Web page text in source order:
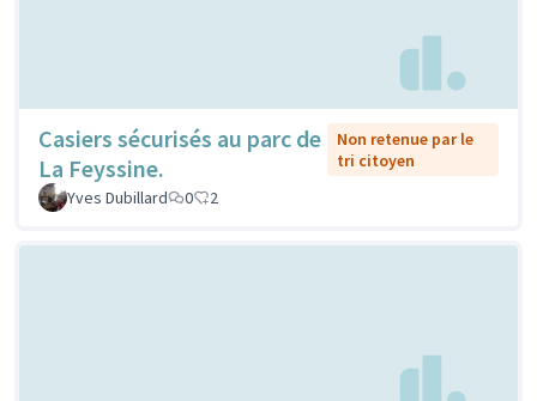
Casiers sécurisés au parc de
La Feyssine.
Non retenue par le
tri citoyen
Yves Dubillard
0 2